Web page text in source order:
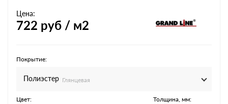
Цена:
722 руб / м2
Покрытие:
Полиэстер Глянцевая
Цвет: Толщина, мм: